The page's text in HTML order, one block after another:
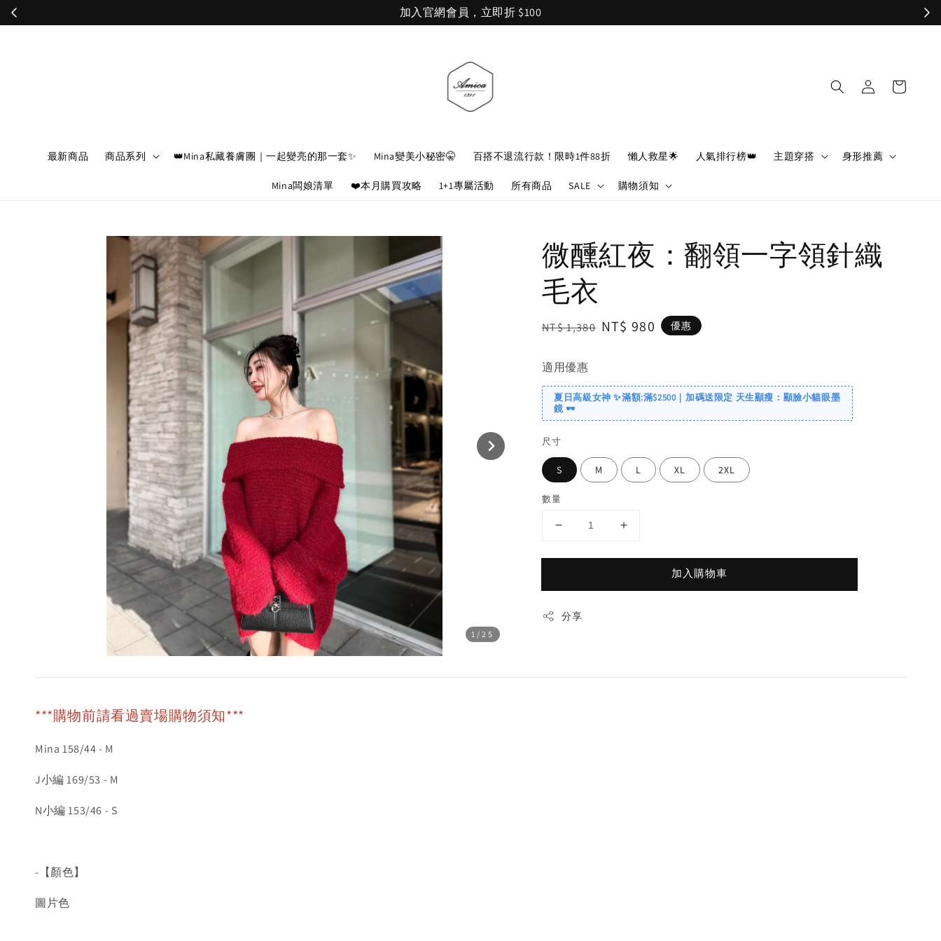
加入官網會員，立即折 $100
最新商品 商品系列 👑Mina私藏養膚團｜一起變亮的那一套✨ Mina變美小秘密🤫 百搭不退流行款！限時1件88折 懶人救星🌟 人氣排行榜👑 主題穿搭 身形推薦
Mina闆娘清單 ❤️本月購買攻略 1+1專屬活動 所有商品 SALE 購物須知
1 /25
微醺紅夜：翻領一字領針織
毛衣
Regular
NT$ 1,380 Sale
NT$ 980 優惠
適用優惠
夏日高級女神 ✨滿額:滿$2500｜加碼送限定 天生顯瘦：顯臉小貓眼墨
鏡 🕶️
尺寸
S M L XL 2XL
數量
加入購物車
分享
***購物前請看過賣場購物須知***
Mina 158/44 - M
J小編 169/53 - M
N小編 153/46 - S
-【顏色】
圖片色